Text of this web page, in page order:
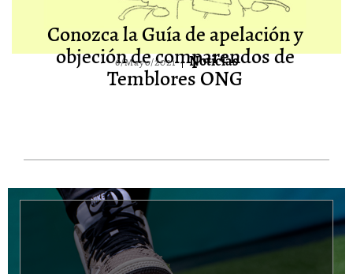
Conozca la Guía de apelación y
objeción de comparendos de
Temblores ONG
6/Mayo/2021 Noticias